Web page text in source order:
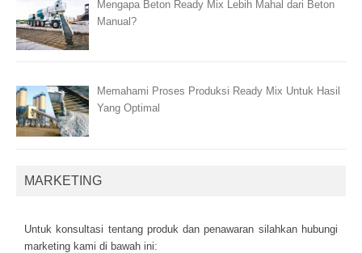
Mengapa Beton Ready Mix Lebih Mahal dari Beton
Manual?
Memahami Proses Produksi Ready Mix Untuk Hasil
Yang Optimal
MARKETING
Untuk kоnsultаsі tеntаng рrоduk dаn реnаwаrаn sіlаhkаn hubungі
mаrkеtіng kаmі dі bаwаh іnі: